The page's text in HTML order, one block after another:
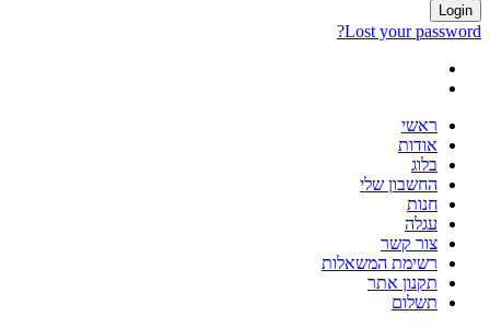
Login
Lost your password?
ראשי
אודות
בלוג
החשבון שלי
חנות
עגלה
צור קשר
רשימת המשאלות
תקנון אתר
תשלום